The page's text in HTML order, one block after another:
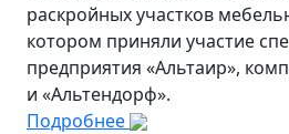
раскройных участков
котором приняли участие
предприятия «Альтаир»,
и «Альтендорф».
Подробнее